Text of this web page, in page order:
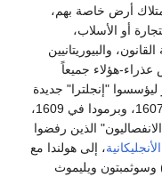
أرض خاصة بهم،
أو الأسلاب،
والبيوريتانيين
هؤلاء جميعاً
"إنجلترا" جديدة
"الانفصاليون" الذين رفضوا
، إلى هولندا مع
في 1608. ومن دلفت (يولية 1620) وسوثمبتون ويليموث